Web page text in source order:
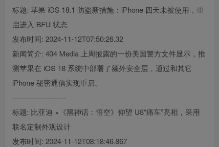
标题: 苹果 iOS 18.1 防盗新措施：iPhone 四天未被使用，重
启进入 BFU 状态
发布时间: 2024-11-12T07:50:26.32
新闻简介: 404 Media 上周披露的一份美国警方文件显示，推
测苹果在 iOS 18 系统中部署了额外安全层，通过和其它
iPhone 秘密通信实现重启。
----------------------
标题: 比亚迪 ×《黑神话：悟空》仰望 U8“痛车”亮相，采用
联名定制外观设计
发布时间: 2024-11-12T08:18:46.867